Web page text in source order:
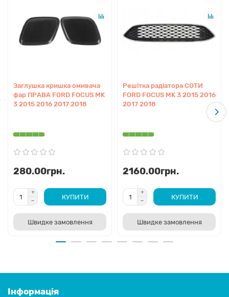
Заглушка кришка омивача
фар ПРАВА FORD FOCUS MK
3 2015 2016 2017 2018
280.00грн.
КУПИТИ
Швидке замовлення
Решітка радіатора СОТИ
FORD FOCUS MK 3 2015 2016
2017 2018
2160.00грн.
КУПИТИ
Швидке замовлення
Інформація